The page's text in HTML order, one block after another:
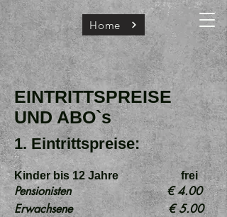
Home
EINTRITTSPREISE
UND ABO`s
1. Eintrittspreise:
Kinder bis 12 Jahre frei
​Pensionisten € 4.00
​Erwachsene € 5.00